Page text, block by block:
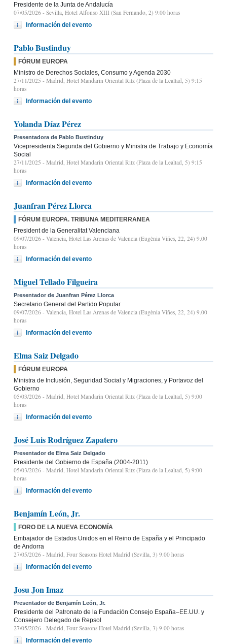
Presidente de la Junta de Andalucía
07/05/2026 - Sevilla, Hotel Alfonso XIII (San Fernando, 2) 9:00 horas
Información del evento
Pablo Bustinduy
FÓRUM EUROPA
Ministro de Derechos Sociales, Consumo y Agenda 2030
27/11/2025 - Madrid, Hotel Mandarin Oriental Ritz (Plaza de la Lealtad, 5) 9:15
horas
Información del evento
Yolanda Díaz Pérez
Presentadora de Pablo Bustinduy
Vicepresidenta Segunda del Gobierno y Ministra de Trabajo y Economía
Social
27/11/2025 - Madrid, Hotel Mandarin Oriental Ritz (Plaza de la Lealtad, 5) 9:15
horas
Información del evento
Juanfran Pérez Llorca
FÓRUM EUROPA. TRIBUNA MEDITERRANEA
President de la Generalitat Valenciana
09/07/2026 - Valencia, Hotel Las Arenas de Valencia (Eugènia Viñes, 22, 24) 9.00
horas
Información del evento
Miguel Tellado Filgueira
Presentador de Juanfran Pérez Llorca
Secretario General del Partido Popular
09/07/2026 - Valencia, Hotel Las Arenas de Valencia (Eugènia Viñes, 22, 24) 9.00
horas
Información del evento
Elma Saiz Delgado
FÓRUM EUROPA
Ministra de Inclusión, Seguridad Social y Migraciones, y Portavoz del
Gobierno
05/03/2026 - Madrid, Hotel Mandarin Oriental Ritz (Plaza de la Lealtad, 5) 9:00
horas
Información del evento
José Luis Rodríguez Zapatero
Presentador de Elma Saiz Delgado
Presidente del Gobierno de España (2004-2011)
05/03/2026 - Madrid, Hotel Mandarin Oriental Ritz (Plaza de la Lealtad, 5) 9:00
horas
Información del evento
Benjamín León, Jr.
FORO DE LA NUEVA ECONOMÍA
Embajador de Estados Unidos en el Reino de España y el Principado
de Andorra
27/05/2026 - Madrid, Four Seasons Hotel Madrid (Sevilla, 3) 9.00 horas
Información del evento
Josu Jon Imaz
Presentador de Benjamín León, Jr.
Presidente del Patronato de la Fundación Consejo España–EE.UU. y
Consejero Delegado de Repsol
27/05/2026 - Madrid, Four Seasons Hotel Madrid (Sevilla, 3) 9.00 horas
Información del evento